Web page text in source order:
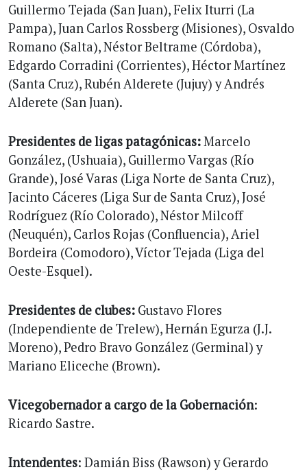
Guillermo Tejada (San Juan), Felix Iturri (La
Pampa), Juan Carlos Rossberg (Misiones), Osvaldo
Romano (Salta), Néstor Beltrame (Córdoba),
Edgardo Corradini (Corrientes), Héctor Martínez
(Santa Cruz), Rubén Alderete (Jujuy) y Andrés
Alderete (San Juan).
Presidentes de ligas patagónicas:Marcelo
González, (Ushuaia), Guillermo Vargas (Río
Grande), José Varas (Liga Norte de Santa Cruz),
Jacinto Cáceres (Liga Sur de Santa Cruz), José
Rodríguez (Río Colorado), Néstor Milcoff
(Neuquén), Carlos Rojas (Confluencia), Ariel
Bordeira (Comodoro), Víctor Tejada (Liga del
Oeste-Esquel).
Presidentes de clubes: Gustavo Flores
(Independiente de Trelew), Hernán Egurza (J.J.
Moreno), Pedro Bravo González (Germinal) y
Mariano Eliceche (Brown).
Vicegobernador a cargo de la Gobernación:
Ricardo Sastre.
Intendentes: Damián Biss (Rawson) y Gerardo